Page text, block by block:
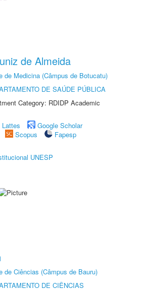
de Almeida
de Medicina (Câmpus de Botucatu)
DE SAÚDE PÚBLICA
Category: RDIDP Academic
Lattes
Google Scholar
Scopus
Fapesp
UNESP
de Ciências (Câmpus de Bauru)
DE CIÊNCIAS